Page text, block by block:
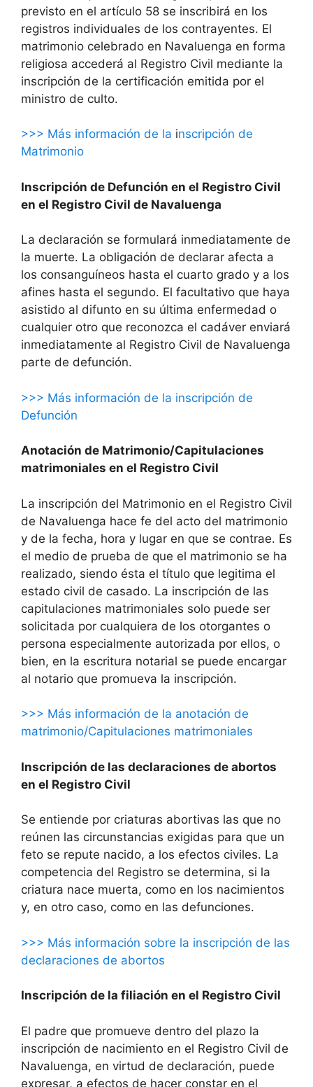
previsto en el artículo 58 se inscribirá en los
registros individuales de los contrayentes. El
matrimonio celebrado en Navaluenga en forma
religiosa accederá al Registro Civil mediante la
inscripción de la certificación emitida por el
ministro de culto.
>>> Más información de la inscripción de
Matrimonio
Inscripción de Defunción en el Registro Civil
en el Registro Civil de Navaluenga
La declaración se formulará inmediatamente de
la muerte. La obligación de declarar afecta a
los consanguíneos hasta el cuarto grado y a los
afines hasta el segundo. El facultativo que haya
asistido al difunto en su última enfermedad o
cualquier otro que reconozca el cadáver enviará
inmediatamente al Registro Civil de Navaluenga
parte de defunción.
>>> Más información de la inscripción de
Defunción
Anotación de Matrimonio/Capitulaciones
matrimoniales en el Registro Civil
La inscripción del Matrimonio en el Registro Civil
de Navaluenga hace fe del acto del matrimonio
y de la fecha, hora y lugar en que se contrae. Es
el medio de prueba de que el matrimonio se ha
realizado, siendo ésta el título que legitima el
estado civil de casado. La inscripción de las
capitulaciones matrimoniales solo puede ser
solicitada por cualquiera de los otorgantes o
persona especialmente autorizada por ellos, o
bien, en la escritura notarial se puede encargar
al notario que promueva la inscripción.
>>> Más información de la anotación de
matrimonio/Capitulaciones matrimoniales
Inscripción de las declaraciones de abortos
en el Registro Civil
Se entiende por criaturas abortivas las que no
reúnen las circunstancias exigidas para que un
feto se repute nacido, a los efectos civiles. La
competencia del Registro se determina, si la
criatura nace muerta, como en los nacimientos
y, en otro caso, como en las defunciones.
>>> Más información sobre la inscripción de las
declaraciones de abortos
Inscripción de la filiación en el Registro Civil
El padre que promueve dentro del plazo la
inscripción de nacimiento en el Registro Civil de
Navaluenga, en virtud de declaración, puede
expresar, a efectos de hacer constar en el